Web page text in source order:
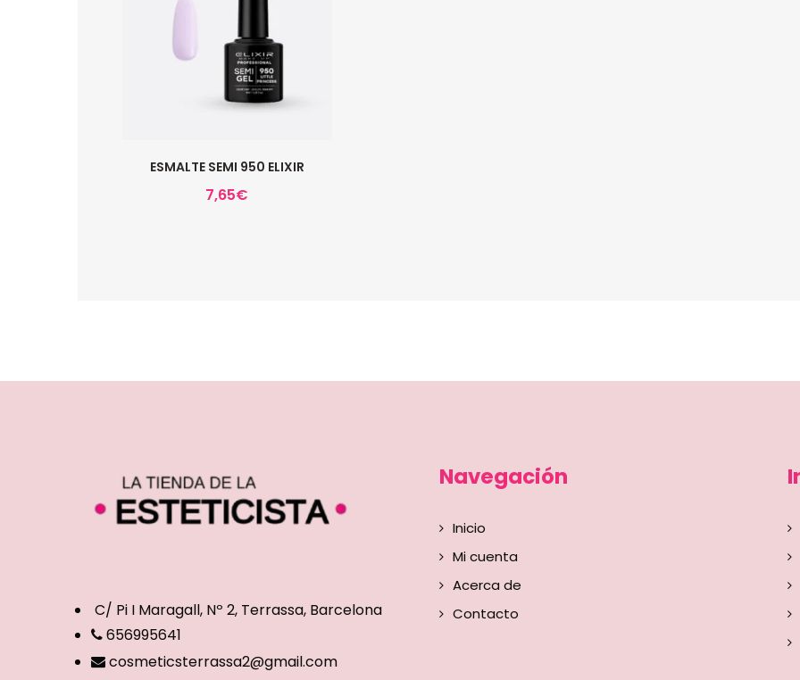
ESMALTE SEMI 950 ELIXIR
7,65€
C/ Pi I Maragall, Nº 2, Terrassa, Barcelona
656995641
cosmeticsterrassa2@gmail.com
Navegación
Inicio
Mi cuenta
Acerca de
Contacto